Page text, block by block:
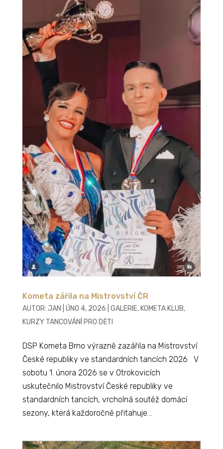
Kometa zářila na Mistrovství ČR
AUTOR: JAN ÚNO 4, 2026 GALERIE, KOMETA KLUB,
KURZY TANCOVÁNÍ PRO DĚTI
DSP Kometa Brno výrazně zazářila na Mistrovství
České republiky ve standardních tancích 2026 V
sobotu 1. února 2026 se v Otrokovicích
uskutečnilo Mistrovství České republiky ve
standardních tancích, vrcholná soutěž domácí
sezony, která každoročně přitahuje...